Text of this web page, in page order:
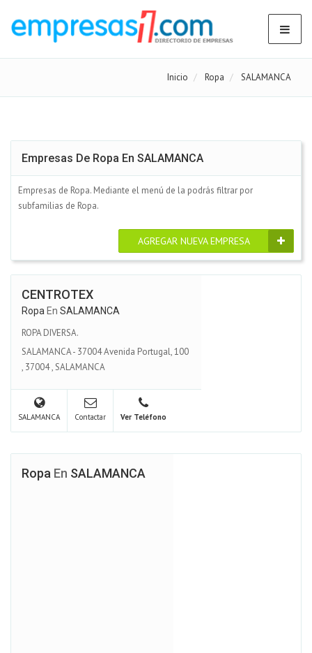
Inicio Ropa SALAMANCA
Empresas De Ropa En SALAMANCA
Empresas de Ropa. Mediante el menú de la podrás filtrar por
subfamilias de Ropa.
AGREGAR NUEVA EMPRESA
CENTROTEX
Ropa En SALAMANCA
ROPA DIVERSA.
SALAMANCA - 37004 Avenida Portugal, 100
, 37004,SALAMANCA
SALAMANCA Contactar Ver Teléfono
Ropa En SALAMANCA